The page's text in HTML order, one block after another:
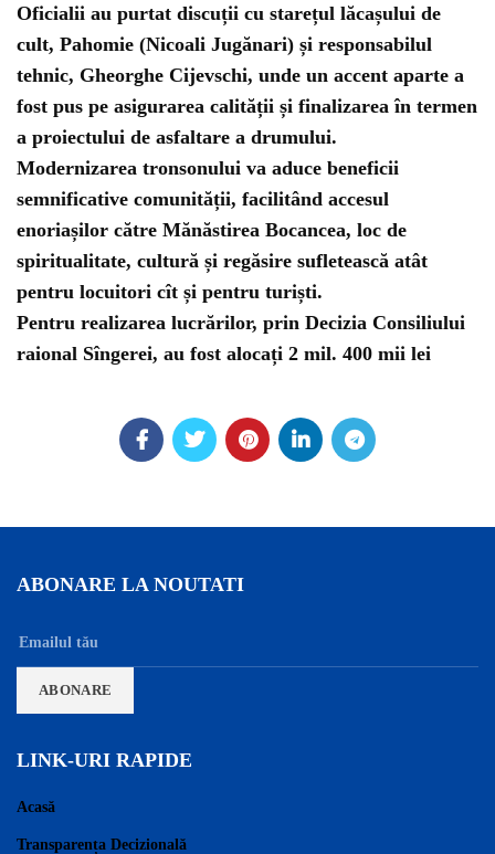
Oficialii au purtat discuții cu starețul lăcașului de
cult, Pahomie (Nicoali Jugănari) și responsabilul
tehnic, Gheorghe Cijevschi, unde un accent aparte a
fost pus pe asigurarea calității și finalizarea în termen
a proiectului de asfaltare a drumului.
Modernizarea tronsonului va aduce beneficii
semnificative comunității, facilitând accesul
enoriașilor către Mănăstirea Bocancea, loc de
spiritualitate, cultură și regăsire sufletească atât
pentru locuitori cît și pentru turiști.
Pentru realizarea lucrărilor, prin Decizia Consiliului
raional Sîngerei, au fost alocați 2 mil. 400 mii lei
ABONARE LA NOUTATI
LINK-URI RAPIDE
Acasă
Transparența Decizională